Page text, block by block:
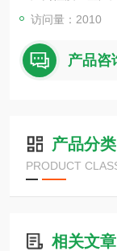
6. 影响可燃性气体
8. 设备、装置的结
访问量：2010
产品咨
产品分类
PRODUCT
相关文章